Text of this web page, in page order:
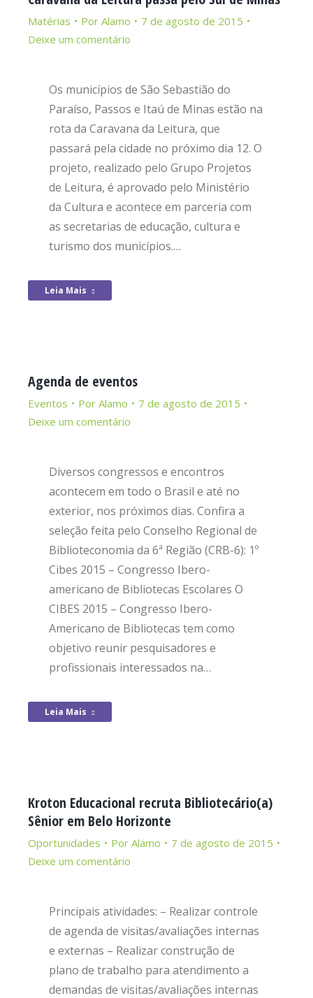
Matérias Por Alamo
7 de agosto de 2015
Deixe um comentário
Os municípios de São Sebastião do
Paraíso, Passos e Itaú de Minas estão na
rota da Caravana da Leitura, que
passará pela cidade no próximo dia 12. O
projeto, realizado pelo Grupo Projetos
de Leitura, é aprovado pelo Ministério
da Cultura e acontece em parceria com
as secretarias de educação, cultura e
turismo dos municípios.…
Leia Mais
Agenda de eventos
Eventos Por Alamo
7 de agosto de 2015
Deixe um comentário
Diversos congressos e encontros
acontecem em todo o Brasil e até no
exterior, nos próximos dias. Confira a
seleção feita pelo Conselho Regional de
Biblioteconomia da 6ª Região (CRB-6): 1º
Cibes 2015 – Congresso Ibero-
americano de Bibliotecas Escolares O
CIBES 2015 – Congresso Ibero-
Americano de Bibliotecas tem como
objetivo reunir pesquisadores e
profissionais interessados na…
Leia Mais
Kroton Educacional recruta Bibliotecário(a)
Sênior em Belo Horizonte
Oportunidades Por Alamo
7 de agosto de 2015
Deixe um comentário
Principais atividades: – Realizar controle
de agenda de visitas/avaliações internas
e externas – Realizar construção de
plano de trabalho para atendimento a
demandas de visitas/avaliações internas